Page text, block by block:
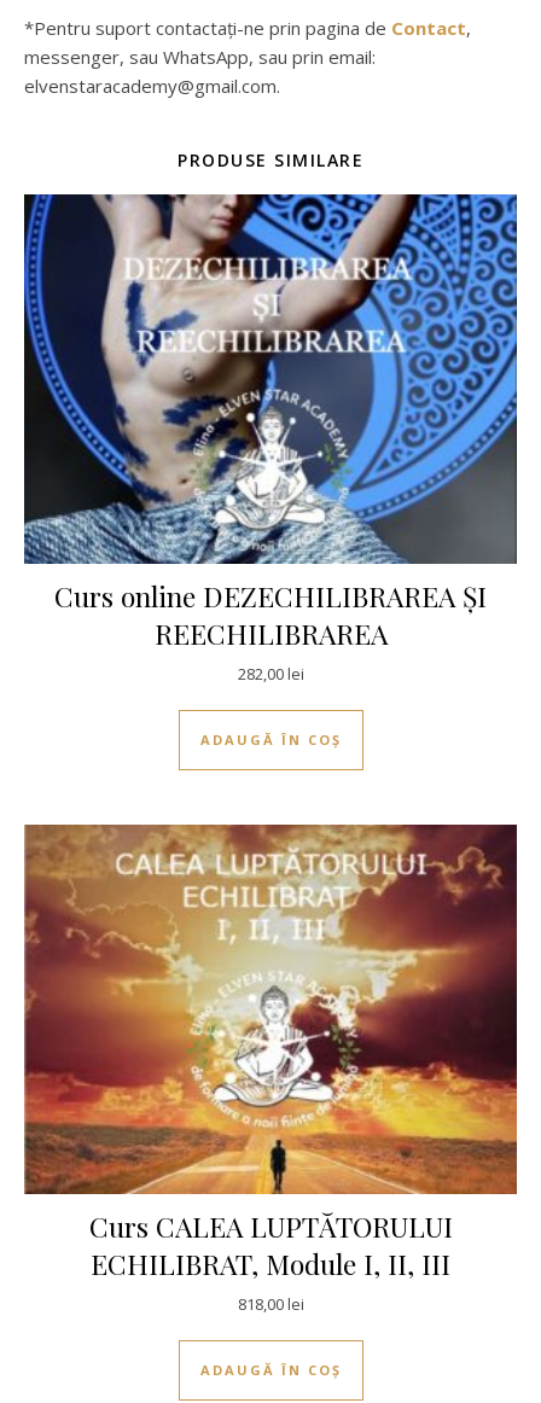
*Pentru suport contactați-ne prin pagina de Contact,
messenger, sau WhatsApp, sau prin email:
elvenstaracademy@gmail.com.
PRODUSE SIMILARE
Curs online DEZECHILIBRAREA ȘI
REECHILIBRAREA
282,00lei
ADAUGĂ ÎN COȘ
Curs CALEA LUPTĂTORULUI
ECHILIBRAT, Module I, II, III
818,00lei
ADAUGĂ ÎN COȘ